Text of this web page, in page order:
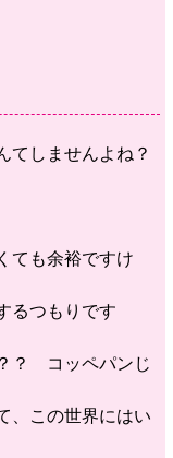
てしませんよね？
ても余裕ですけ
るつもりです
？ コッペパンじ
、この世界にはい